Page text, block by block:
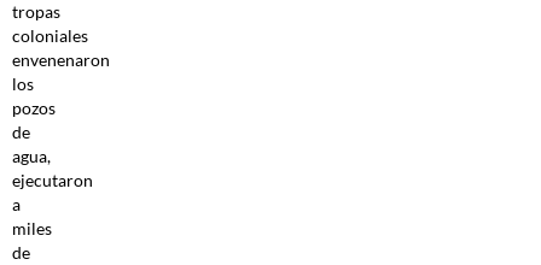
tropas
coloniales
envenenaron
los
pozos
de
agua,
ejecutaron
a
miles
de